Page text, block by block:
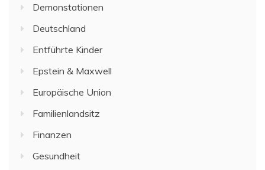
Demonstationen
Deutschland
Entführte Kinder
Epstein & Maxwell
Europäische Union
Familienlandsitz
Finanzen
Gesundheit